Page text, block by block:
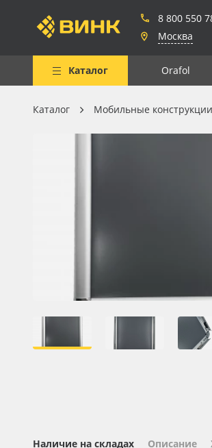
8 800 550
Москва
Каталог Orafol
Весь каталог
Сублимация и термотрансфер
Каталог Мобильные
Наличие на складах Описание